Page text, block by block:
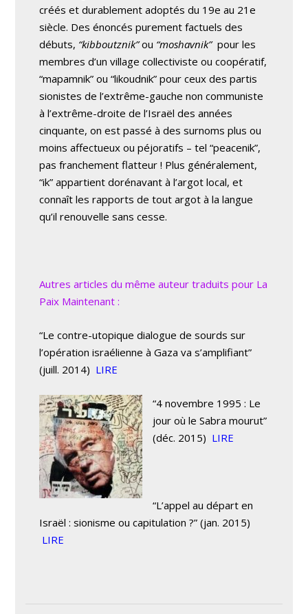
créés et durablement adoptés du 19e au 21e
siècle. Des énoncés purement factuels des
débuts, “kibboutznik”ou “moshavnik”pour les
membres d’un village collectiviste ou coopératif,
“mapamnik”ou“likoudnik”pour ceux des partis
sionistes de l’extrême-gauche non communiste
à l’extrême-droite de l’Israël des années
cinquante, on est passé à des surnoms plus ou
moins affectueux ou péjoratifs – tel“peacenik”,
pas franchement flatteur ! Plus généralement,
“ik” appartient dorénavant à l’argot local, et
connaît les rapports de tout argot à la langue
qu’il renouvelle sans cesse.
Autres articles du même auteur traduits pour La
Paix Maintenant :
“Le contre-utopique dialogue de sourds sur
l’opération israélienne à Gaza va s’amplifiant”
(juill. 2014) LIRE
“4 novembre 1995 : Le
jour où le Sabra mourut”
(déc. 2015) LIRE
“L’appel au départ en
Israël : sionisme ou capitulation ?” (jan. 2015)
LIRE